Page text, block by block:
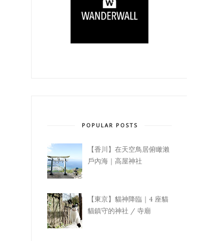
POPULAR POSTS
【香川】在天空鳥居俯瞰瀨
戶內海｜高屋神社
【東京】貓神降臨｜4 座貓
貓鎮守的神社 / 寺廟